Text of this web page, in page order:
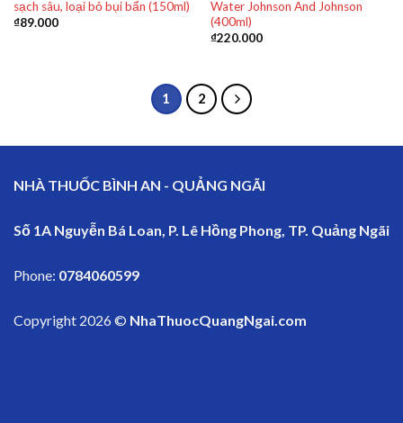
sạch sâu, loại bỏ bụi bẩn (150ml)
₫89.000
Water Johnson And Johnson
(400ml)
₫220.000
1 2
NHÀ THUỐC BÌNH AN - QUẢNG NGÃI
Số 1A Nguyễn Bá Loan, P. Lê Hồng Phong, TP. Quảng Ngãi
Phone: 0784060599
Copyright 2026 © NhaThuocQuangNgai.com